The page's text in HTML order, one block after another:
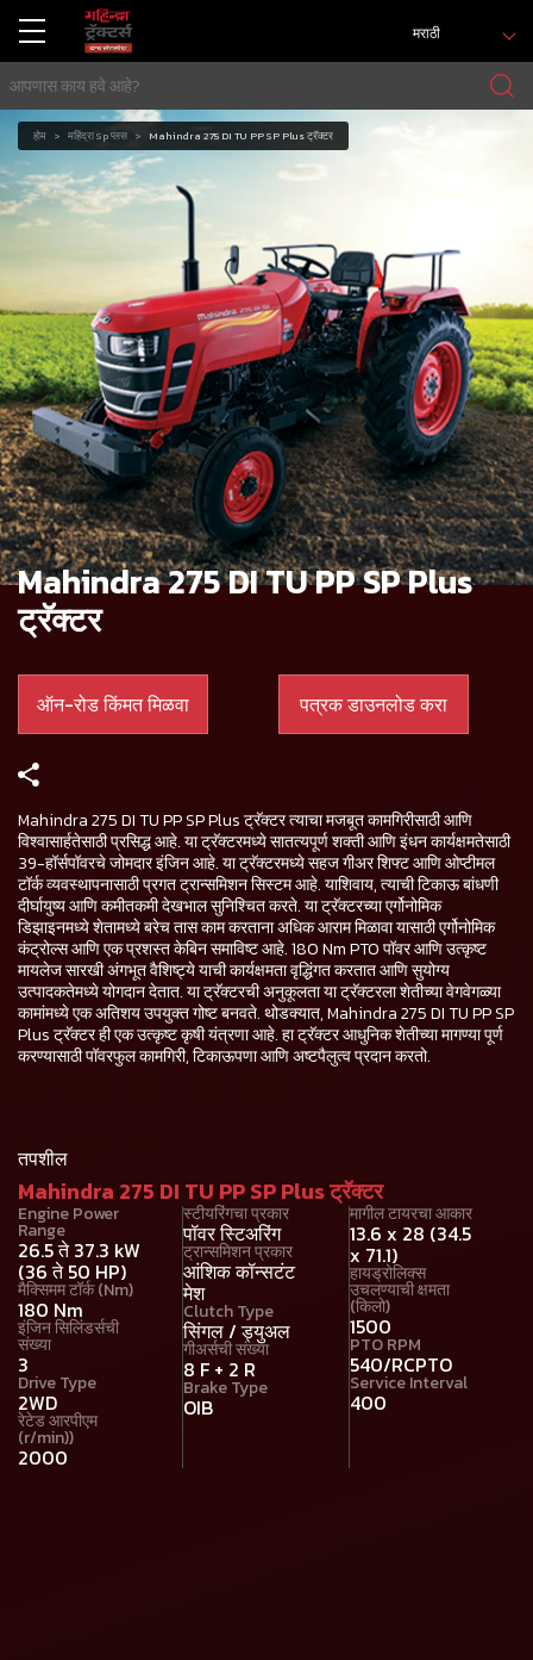
मराठी
होम महिंद्रा Sp प्लस Mahindra 275 DI TU PP SP Plus ट्रॅक्टर
Mahindra 275 DI TU PP SP Plus
ट्रॅक्टर
ऑन-रोड किंमत मिळवा पत्रक डाउनलोड करा
Mahindra 275 DI TU PP SP Plus ट्रॅक्टर त्याचा मजबूत कामगिरीसाठी आणि
विश्वासार्हतेसाठी प्रसिद्ध आहे. या ट्रॅक्टरमध्ये सातत्यपूर्ण शक्ती आणि इंधन कार्यक्षमतेसाठी
39-हॉर्सपॉवरचे जोमदार इंजिन आहे. या ट्रॅक्टरमध्ये सहज गीअर शिफ्ट आणि ओप्टीमल
टॉर्क व्यवस्थापनासाठी प्रगत ट्रान्समिशन सिस्टम आहे. याशिवाय, त्याची टिकाऊ बांधणी
दीर्घायुष्य आणि कमीतकमी देखभाल सुनिश्चित करते. या ट्रॅक्टरच्या एर्गोनोमिक
डिझाइनमध्ये शेतामध्ये बरेच तास काम करताना अधिक आराम मिळावा यासाठी एर्गोनोमिक
कंट्रोल्स आणि एक प्रशस्त केबिन समाविष्ट आहे. 180 Nm PTO पॉवर आणि उत्कृष्ट
मायलेज सारखी अंगभूत वैशिष्ट्ये याची कार्यक्षमता वृद्धिंगत करतात आणि सुयोग्य
उत्पादकतेमध्ये योगदान देतात. या ट्रॅक्टरची अनुकूलता या ट्रॅक्टरला शेतीच्या वेगवेगळ्या
कामांमध्ये एक अतिशय उपयुक्त गोष्ट बनवते. थोडक्यात, Mahindra 275 DI TU PP SP
Plus ट्रॅक्टर ही एक उत्कृष्ट कृषी यंत्रणा आहे. हा ट्रॅक्टर आधुनिक शेतीच्या मागण्या पूर्ण
करण्यासाठी पॉवरफुल कामगिरी, टिकाऊपणा आणि अष्टपैलुत्व प्रदान करतो.
तपशील
Mahindra 275 DI TU PP SP Plus ट्रॅक्टर
Engine Power
Range
26.5 ते 37.3 kW
(36 ते 50 HP)
मैक्सिमम टॉर्क (Nm)
180 Nm
इंजिन सिलिंडर्सची
संख्या
3
Drive Type
2WD
रेटेड आरपीएम
(r/min))
2000
स्टीयरिंगचा प्रकार
पॉवर स्टिअरिंग
ट्रान्समिशन प्रकार
आंशिक कॉन्सटंट
मेश
Clutch Type
सिंगल / ड्युअल
गीअर्सची संख्या
8 F + 2 R
Brake Type
OIB
मागील टायरचा आकार
13.6 x 28 (34.5
x 71.1)
हायड्रोलिक्स
उचलण्याची क्षमता
(किलो)
1500
PTO RPM
540/RCPTO
Service Interval
400